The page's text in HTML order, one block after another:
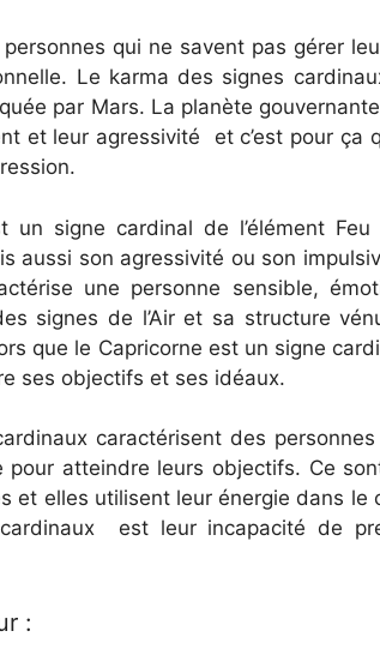
qui ne savent pas gérer
Le karma des signes
par Mars. La planète
et leur agressivité et c’est pour ça
un signe cardinal de l’élément
aussi son agressivité ou son
une personne sensible,
signes de l’Air et sa structure
que le Capricorne est un signe
ses objectifs et ses idéaux.
caractérisent des
pour atteindre leurs objectifs. Ce
et elles utilisent leur énergie dans
est leur incapacité de
: